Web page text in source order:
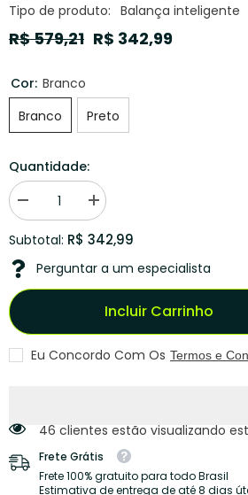
Tipo de produto: Balança inteligente
R$ 579,21 R$ 342,99
Cor: Branco
Branco
Preto
Quantidade:
Diminuir
quantidade
para
Balança
Inteligente
Digital
com
Bluetooth,
180kg
Aumentar
quantidade
para
Balança
Digital
com
Composição
Bluetooth,
180kg
Subtotal: R$ 342,99
Perguntar a um especialista
Incluir Carrinho
Eu Concordo Com Os Termos e
46 clientes estão visualizando
Frete Grátis
Frete 100% gratuito para todo Brasil
Estimativa de entrega de até 8 dias